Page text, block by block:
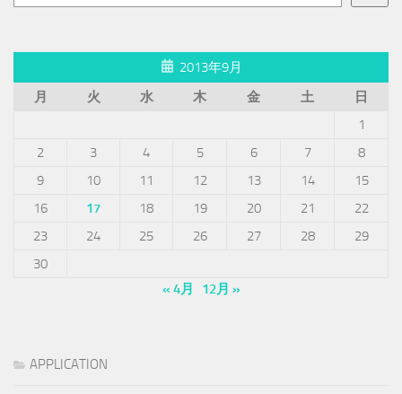
2013年9月
月
火 水 木 金 土
日
1
2
3 4 5 6 7
8
9
10 11 12 13 14
15
16
17 18 19 20 21
22
23
24 25 26 27 28
29
30
« 4月
12月 »
APPLICATION